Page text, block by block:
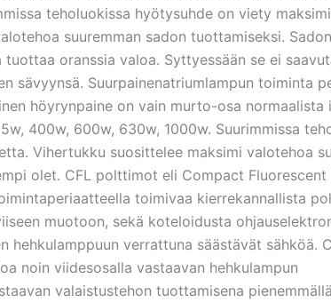
teholuokissa hyötysuhde on viety
suuremman sadon tuottamiseksi.
oranssia valoa. Syttyessään se ei
sävyynsä. Suurpainenatriumlampun toiminta
höyrynpaine on vain murto-osa normaalista
400w, 600w, 630w, 1000w. Suurimmissa
Vihertukku suosittelee maksimi valotehoa
olet. CFL polttimot eli Compact Fluorescent
toimivaa kierrekannallista
muotoon, sekä koteloidusta
verrattuna säästävät sähköä.
noin viidesosalla vastaavan hehkulampun
valaistustehon tuottamisena pienemmällä